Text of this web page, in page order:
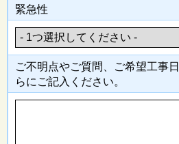
緊急性
ご不明点やご質問、ご希望工事日
らにご記入 ください。